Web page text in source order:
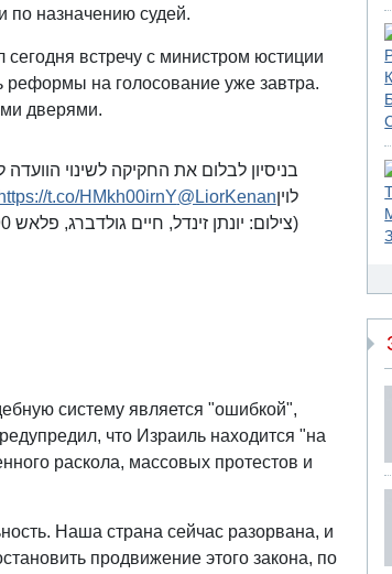
по назначению судей.
встречу с министром юстиции
на голосование уже завтра.
дверями.
בניסיון לבלום את החקיקה לשינוי
לוין
https://t.co/HMkh00irnY@LiorKenan
(צילום: יונתן זינדל, חיים גולדברג, פלאש 90)
систему является "ошибкой",
что Израиль находится "на
раскола, массовых протестов и
Наша страна сейчас разорвана, и
продвижение этого закона, по